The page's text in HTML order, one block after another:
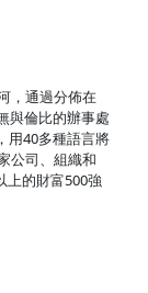
，通過分佈在
與倫比的辦事處
用40多種語言將
公司、組織和
上的財富500強